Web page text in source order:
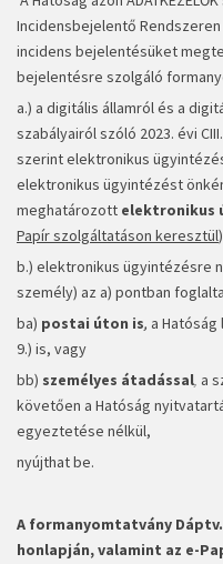
Incidensbejelentő
incidens bejelentésüket
bejelentésre szolgáló
a.) a digitális államról és a
szabályairól szóló 2023. évi
szerint elektronikus
elektronikus ügyintézést
meghatározott elektronikus
Papír szolgáltatáson keresztül)
b.) elektronikus ügyintézésre
személy) az a) pontban
ba) postai úton is, a
9.) is, vagy
bb) személyes átadással, a
követően a Hatóság
egyeztetése nélkül,
nyújthat be.
A formanyomtatvány
honlapján, valamint az e-